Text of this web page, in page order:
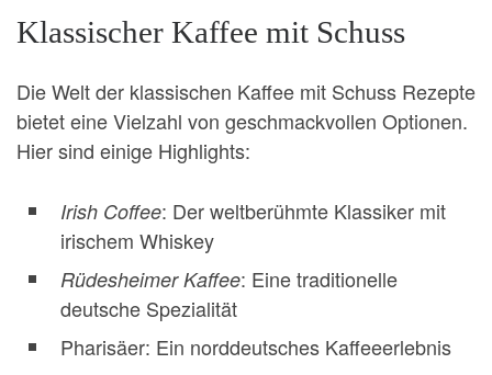
Klassischer Kaffee mit Schuss
Die Welt der klassischen Kaffee mit Schuss Rezepte
bietet eine Vielzahl von geschmackvollen Optionen.
Hier sind einige Highlights:
Irish Coffee: Der weltberühmte Klassiker mit
irischem Whiskey
Rüdesheimer Kaffee: Eine traditionelle
deutsche Spezialität
Pharisäer: Ein norddeutsches Kaffeeerlebnis